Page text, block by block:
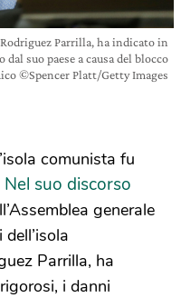
Parrilla, ha indicato in
suo paese a causa del blocco
©Spencer Platt/Getty Images
comunista fu
Nel suo discorso
generale
Parrilla, ha
i danni